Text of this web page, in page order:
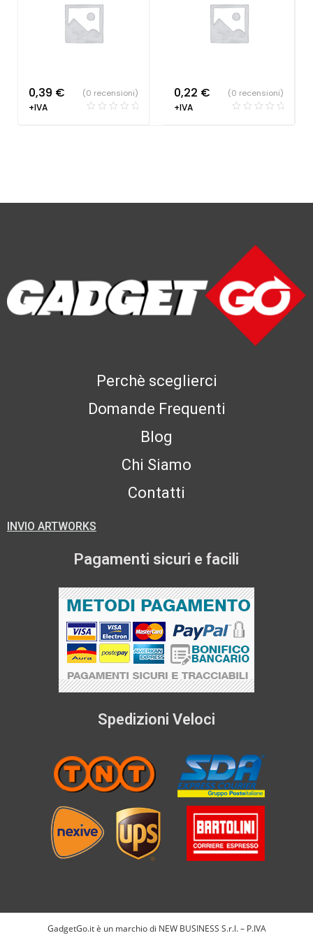
0,39 €
+IVA
(0 recensioni) 0,22 €
+IVA
(0 recensioni)
Perchè sceglierci
Domande Frequenti
Blog
Chi Siamo
Contatti
INVIO ARTWORKS
Pagamenti sicuri e facili
Spedizioni Veloci
GadgetGo.it è un marchio di NEW BUSINESS S.r.l. – P.IVA